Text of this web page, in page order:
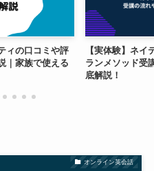
ィの口コミや評
｜家族で使える
【実体験】ネイ
ランメソッド受
底解説！
オンライン英会話